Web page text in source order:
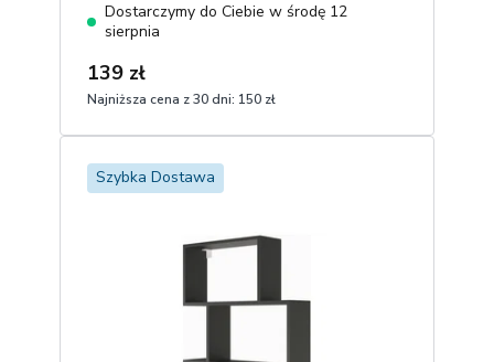
Dostarczymy do Ciebie w środę 12
sierpnia
139 zł
Najniższa cena z 30 dni: 150 zł
1
Szybka Dostawa